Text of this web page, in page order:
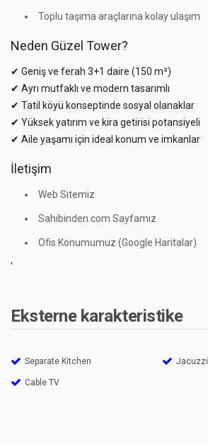
Toplu taşıma araçlarına kolay ulaşım
Neden Güzel Tower?
✔ Geniş ve ferah 3+1 daire (150 m²)
✔ Ayrı mutfaklı ve modern tasarımlı
✔ Tatil köyü konseptinde sosyal olanaklar
✔ Yüksek yatırım ve kira getirisi potansiyeli
✔ Aile yaşamı için ideal konum ve imkanlar
İletişim
Web Sitemiz
Sahibinden.com Sayfamız
Ofis Konumumuz (Google Haritalar)
'
Eksterne karakteristike
Separate Kitchen Jacuzzi
Cable TV